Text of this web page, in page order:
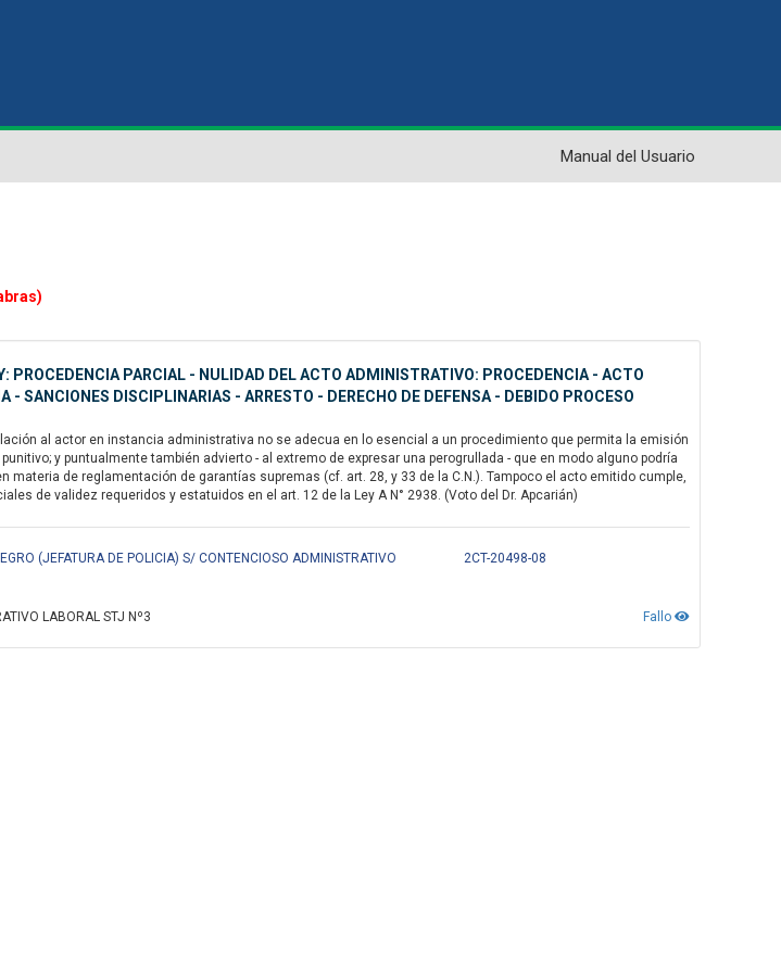
Manual del Usuario
PROCEDENCIA PARCIAL - NULIDAD DEL ACTO ADMINISTRATIVO: PROCEDENCIA - ACTO
SANCIONES DISCIPLINARIAS - ARRESTO - DERECHO DE DEFENSA - DEBIDO PROCESO
al actor en instancia administrativa no se adecua en lo esencial a un procedimiento que permita la emisión
y puntualmente también advierto - al extremo de expresar una perogrullada - que en modo alguno podría
materia de reglamentación de garantías supremas (cf. art. 28, y 33 de la C.N.). Tampoco el acto emitido cumple,
de validez requeridos y estatuidos en el art. 12 de la Ley A N° 2938. (Voto del Dr. Apcarián)
(JEFATURA DE POLICIA) S/ CONTENCIOSO ADMINISTRATIVO
2CT-20498-08
Fallo
LABORAL STJ Nº3